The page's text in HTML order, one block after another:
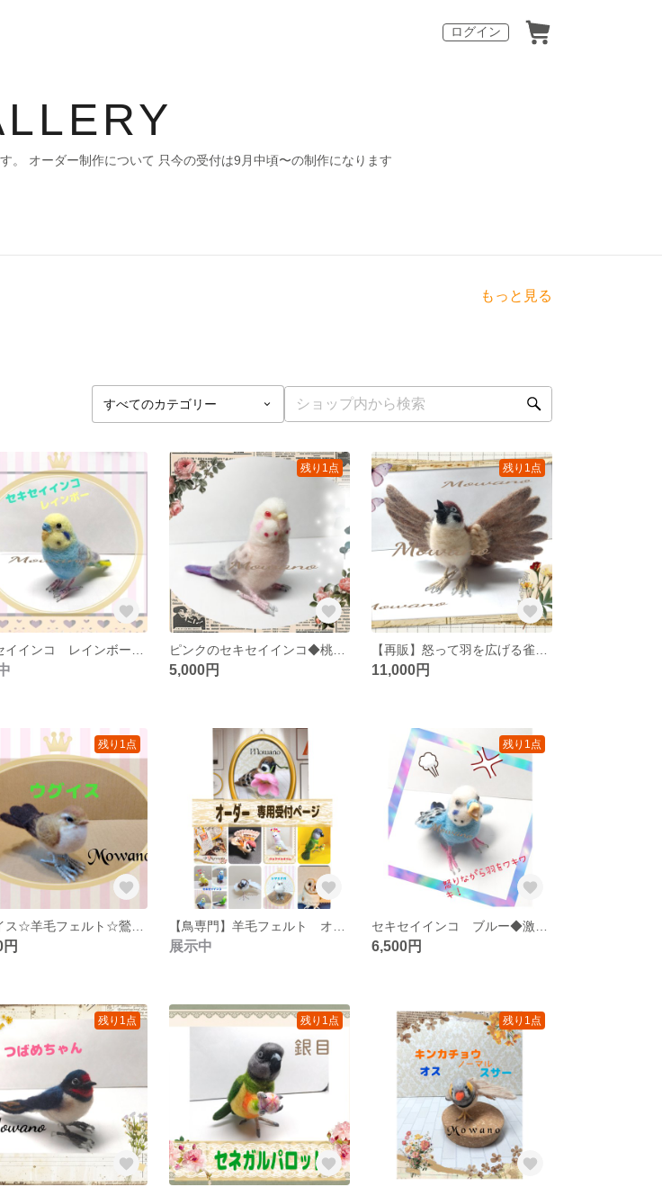
ログイン
。 オーダー制作について 只今の受付は9月中頃〜の制作になります
もっと見る
残り1点
5,000円
残り1点
11,000円
残り1点
ウグイス☆羊毛フェルト☆鶯☆うぐいす☆鳥☆野鳥
展示中
残り1点
6,500円
残り1点 残り1点 残り1点